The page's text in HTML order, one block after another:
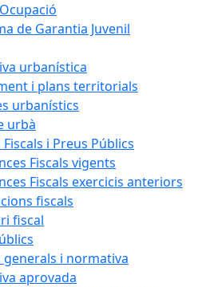
de Garantia Juvenil
urbanística
i plans territorials
urbanístics
urbà
i Preus Públics
Fiscals vigents
Fiscals exercicis anteriors
fiscals
fiscal
generals i normativa
aprovada